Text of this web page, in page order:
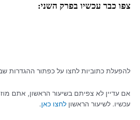
צפו כבר עכשיו בפרק השני:
להפעלת כתוביות לחצו על כפתור ההגדרות
אם עדיין לא צפיתם בשיעור הראשון, אתם
עכשיו. לשיעור הראשון לחצו כאן.